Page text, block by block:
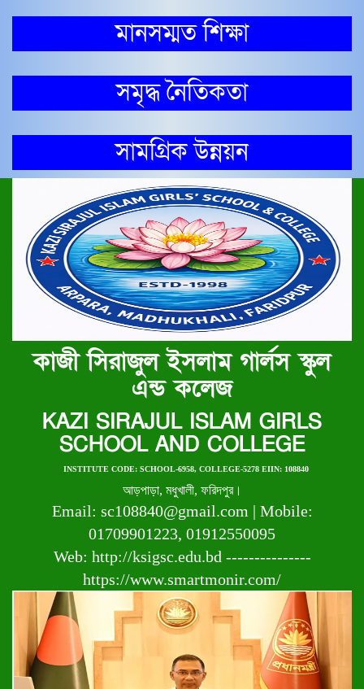
মানসম্মত শিক্ষা
সমৃদ্ধ নৈতিকতা
সামগ্রিক উন্নয়ন
কাজী সিরাজুল ইসলাম গার্লস স্কুল
এন্ড কলেজ
KAZI SIRAJUL ISLAM GIRLS
SCHOOL AND COLLEGE
INSTITUTE CODE: SCHOOL-6958, COLLEGE-5278 EIIN: 108840
আড়পাড়া, মধুখালী, ফরিদপুর।
Email: sc108840@gmail.com | Mobile:
01709901223, 01912550095
Web: http://ksigsc.edu.bd ---------------
https://www.smartmonir.com/